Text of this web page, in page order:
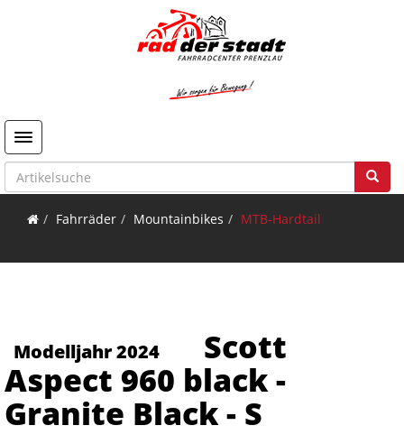
Toggle navigation
Fahrräder Mountainbikes MTB-Hardtail
Modelljahr 2024
Scott
Aspect 960 black -
Granite Black - S